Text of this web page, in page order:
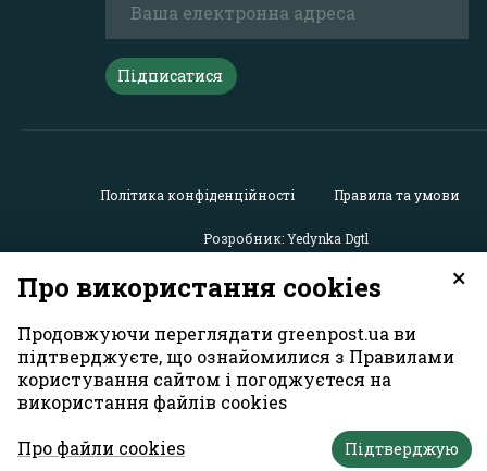
Підписатися
Політика конфіденційності Правила та умови
Розробник: Yedynka Dgtl
використовуватися іншими користувачами
обов’язковим активним гіперпосиланням на
https://greenpost.ua, розміщеним у першому абзаці
Також активне гіперпосилання на сайтgreenpost.ua
разі використання частини матеріалу.
зміст рекламних матеріалів несе рекламодавець.
авторів матеріалів може не збігатися з позицією
×
Про використання cookies
Продовжуючи переглядати greenpost.ua ви
підтверджуєте, що ознайомилися з Правилами
користування сайтом і погоджуєтеся на
використання файлів cookies
Про файли cookies
Підтверджую